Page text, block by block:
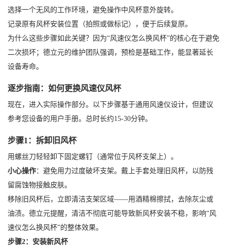
选择一个无风的工作环境，避免操作中风杯意外旋转。
记录原有风杯安装位置（拍照或做标记），便于后续复原。
为什么这些步骤如此关键？因为“风速仪怎么换风杯”的核心在于避免
二次损坏；德立元的维护团队强调，预检是基础工作，能显著延长
设备寿命。
逐步指南：如何更换风速仪风杯
现在，进入实际操作部分。以下步骤基于通用风速仪设计，但建议
参考您设备的用户手册。总时长约15-30分钟。
步骤1：拆卸旧风杯
用螺丝刀轻轻卸下固定螺钉（通常位于风杯支架上）。
小心操作：避免用力过度破坏支架。戴上手套处理旧风杯，以防残
留腐蚀物接触皮肤。
移除旧风杯后，立即清洁支架区域——用酒精棉擦拭，去除灰尘或
油渍。德立元提醒，清洁不彻底可能导致新风杯安装不稳，影响“风
速仪怎么换风杯”的整体效果。
步骤2：安装新风杯